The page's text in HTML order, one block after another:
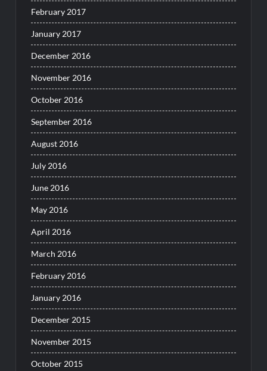
February 2017
January 2017
December 2016
November 2016
October 2016
September 2016
August 2016
July 2016
June 2016
May 2016
April 2016
March 2016
February 2016
January 2016
December 2015
November 2015
October 2015